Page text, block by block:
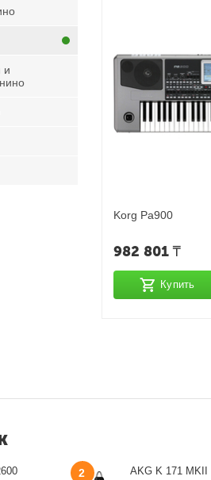
Korg Pa900
982 801₸
Купить
и
2 AKG K 171 MKII